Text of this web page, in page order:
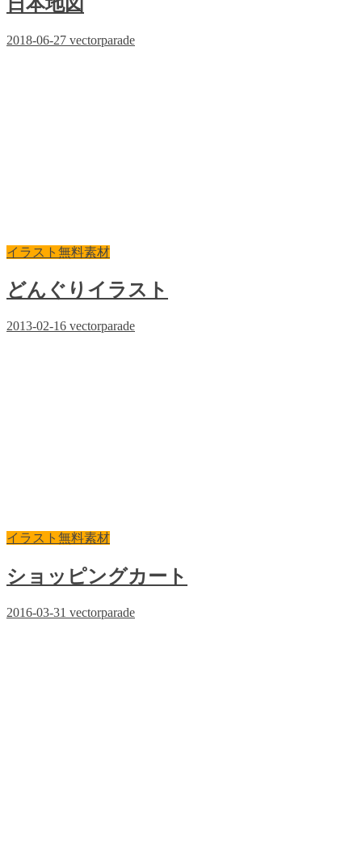
2018-06-27 vectorparade
イラスト無料素材
どんぐりイラスト
2013-02-16 vectorparade
イラスト無料素材
ショッピングカート
2016-03-31 vectorparade